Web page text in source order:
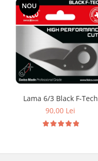
NOU
Lama 6/3 Black F-Tech
90,00 Lei